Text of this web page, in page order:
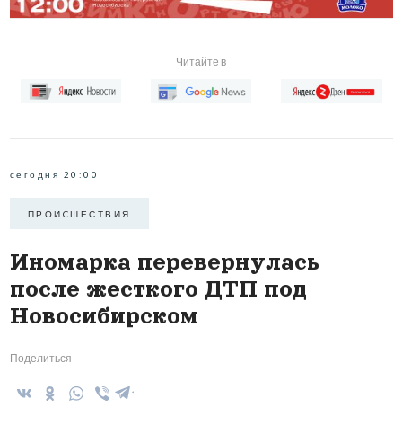
Читайте в
сегодня 20:00
ПРОИCШЕСТВИЯ
Иномарка перевернулась
после жесткого ДТП под
Новосибирском
Поделиться